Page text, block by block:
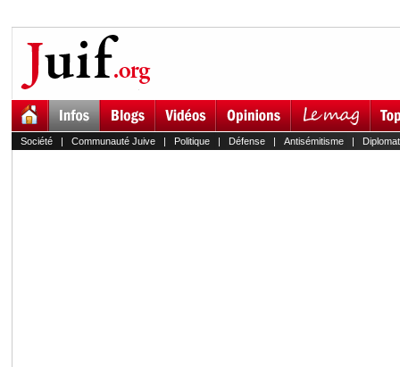
Société| Communauté Juive| Politique| Défense| Antisémitisme|